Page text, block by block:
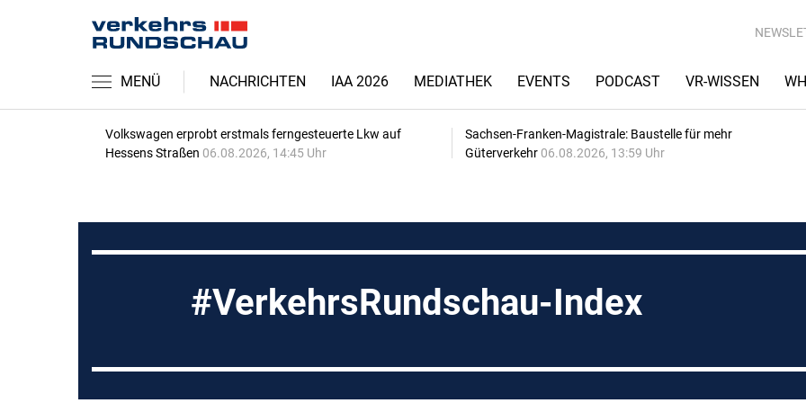
MENÜ NACHRICHTEN IAA 2026 MEDIATHEK EVENTS PODCAST VR-WISSEN
Volkswagen erprobt erstmals ferngesteuerte Lkw auf
Hessens Straßen 06.08.2026, 14:45 Uhr
Sachsen-Franken-Magistrale: Baustelle für mehr
Güterverkehr 06.08.2026, 13:59 Uhr
VerkehrsRundschau-Index